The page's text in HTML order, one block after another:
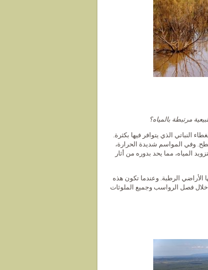
النباتي الذي يتوافر فيها بكثرة.
وفي المواسم شديدة الحرارة،
المياه، مما يحد بدوره من أثار
الأراضي الرطبة. وعندما تكون هذه
خلال فصل الرواسب وجميع الملوثات